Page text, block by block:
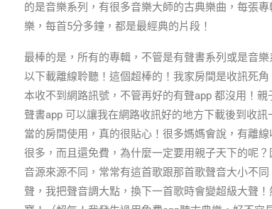
的是音樂系列，有很多音樂大師的古典樂曲，每張專
樂，每首5分多鐘，都是最經典的片段！
最棒的是，所有的專輯，不管是有聲書系列或是音
以下載離線聆聽！這個超棒的！我家房間是收訊死角
本收不到網路訊號，不管再好的有聲app 都沒用！親
聲書app 可以讓我在網路收訊好的地方下載後到收訊
當的房間使用，真的很貼心！很多媽媽會說，有離線
很多，而且還免費，為什麼一定要用親子天下的呢？
音源來源不同，常常有這首歌跟那首歌聲音大小不
聲，我把聲音調大點，換下一首歌時會變超級大聲！